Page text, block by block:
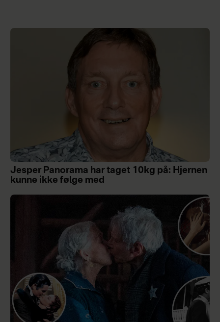
Jesper Panorama har taget 10kg på: Hjernen
kunne ikke følge med